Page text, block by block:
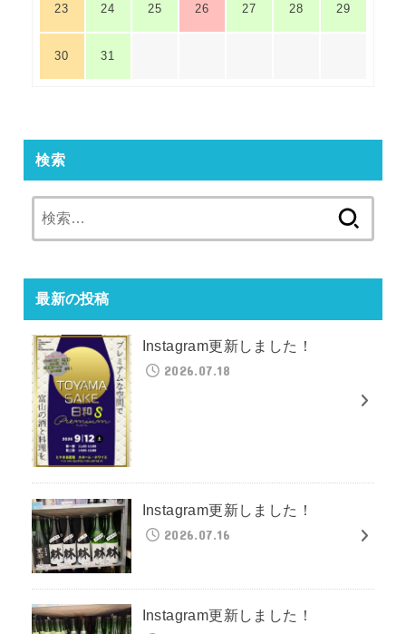
23 24 25 26 27 28 29
30 31
検索
索:
最新の投稿
Instagram更新しました！
2026.07.18
Instagram更新しました！
2026.07.16
Instagram更新しました！